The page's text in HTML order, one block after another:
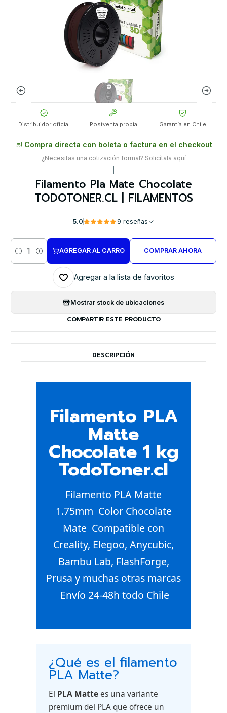
Distribuidor oficial Postventa propia Garantía en Chile
Compra directa con boleta o factura en el checkout
¿Necesitas una cotización formal? Solicítala aquí
Filamento Pla Mate Chocolate
TODOTONER.CL | FILAMENTOS
5.0 9 reseñas
Cantidad
AGREGAR AL CARRO COMPRAR AHORA
Agregar a la lista de favoritos
Mostrar stock de ubicaciones
COMPARTIR ESTE PRODUCTO
DESCRIPCIÓN
Filamento PLA
Matte
Chocolate 1 kg
TodoToner.cl
Filamento PLA Matte
1.75mm  Color Chocolate
Mate  Compatible con
Creality, Elegoo, Anycubic,
Bambu Lab, FlashForge,
Prusa y muchas otras marcas
 Envío 24-48h todo Chile
¿Qué es el filamento
PLA Matte?
El PLA Mattees una variante
premium del PLA que ofrece un